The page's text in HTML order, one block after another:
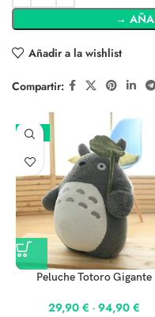
→
Añadir a la wishlist
Compartir:
-25%
Peluche Totoro Gigante
29,90€ - 94,90€